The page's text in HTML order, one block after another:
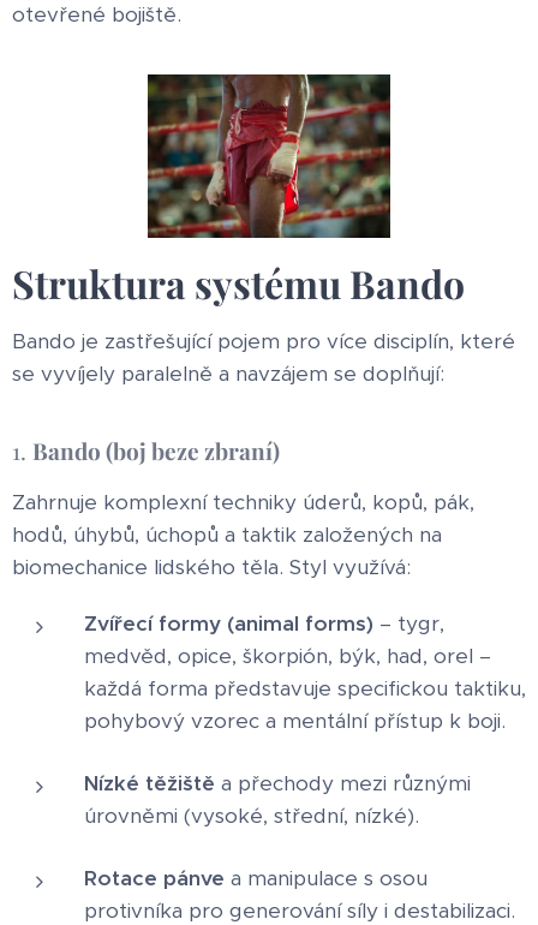
otevřené bojiště.
Struktura systému Bando
Bando je zastřešující pojem pro více disciplín, které
se vyvíjely paralelně a navzájem se doplňují:
1. Bando (boj beze zbraní)
Zahrnuje komplexní techniky úderů, kopů, pák,
hodů, úhybů, úchopů a taktik založených na
biomechanice lidského těla. Styl využívá:
Zvířecí formy (animal forms) – tygr,
medvěd, opice, škorpión, býk, had, orel –
každá forma představuje specifickou taktiku,
pohybový vzorec a mentální přístup k boji.
Nízké těžiště a přechody mezi různými
úrovněmi (vysoké, střední, nízké).
Rotace pánve a manipulace s osou
protivníka pro generování síly i destabilizaci.